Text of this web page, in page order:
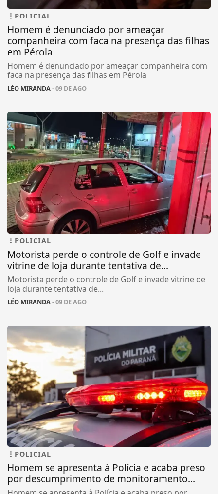
POLICIAL
Homem é denunciado por ameaçar
companheira com faca na presença das filhas
em Pérola
Homem é denunciado por ameaçar companheira com
faca na presença das filhas em Pérola
LÉO MIRANDA- 09 DE AGO
POLICIAL
Motorista perde o controle de Golf e invade
vitrine de loja durante tentativa de...
Motorista perde o controle de Golf e invade vitrine de
loja durante tentativa de...
LÉO MIRANDA- 09 DE AGO
POLICIAL
Homem se apresenta à Polícia e acaba preso
por descumprimento de monitoramento...